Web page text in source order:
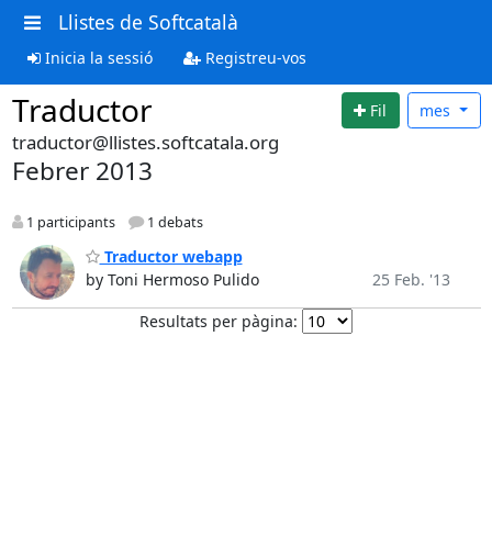
Llistes de Softcatalà
Inicia la sessió Registreu-vos
Traductor Fil mes
traductor@llistes.softcatala.org
Febrer 2013
1 participants 1 debats
Traductor webapp
by Toni Hermoso Pulido
25 Feb. '13
Resultats per pàgina: